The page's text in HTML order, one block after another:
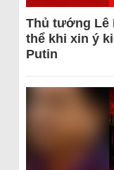
Thủ tướng Lê
thể khi xin ý
Putin